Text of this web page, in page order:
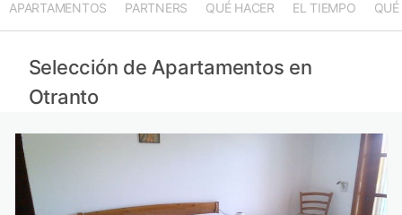
APARTAMENTOS PARTNERS QUÉ HACER EL TIEMPO QUÉ
Selección de Apartamentos en
Otranto